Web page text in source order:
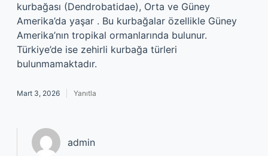
kurbağası (Dendrobatidae), Orta ve Güney
Amerika’da yaşar . Bu kurbağalar özellikle Güney
Amerika’nın tropikal ormanlarında bulunur.
Türkiye’de ise zehirli kurbağa türleri
bulunmamaktadır.
Mart 3, 2026 Yanıtla
admin